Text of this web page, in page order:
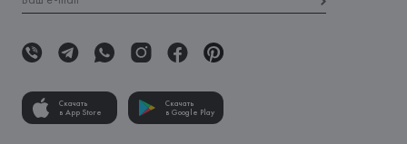
Скачать
в App Store
Скачать
в Google Play